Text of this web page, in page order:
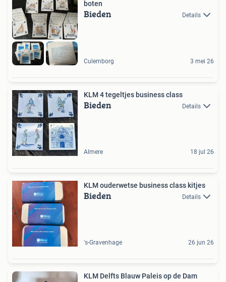
boten
Bieden Details
Culemborg 3 mei 26
KLM 4 tegeltjes business class
Bieden Details
Almere 18 jul 26
KLM ouderwetse business class kitjes
Bieden Details
's-Gravenhage 26 jun 26
KLM Delfts Blauw Paleis op de Dam